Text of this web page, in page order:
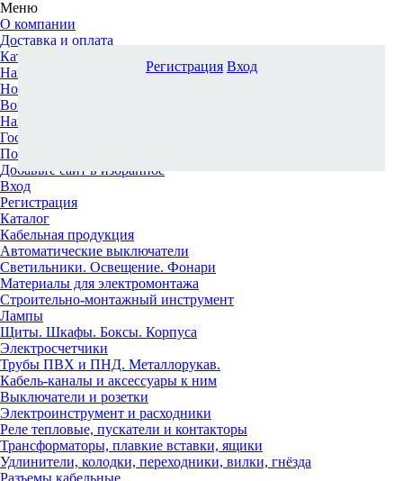
Меню
О компании
Доставка и оплата
Каталог
Наши офисы
Новости и новинки
Вопрос-ответ
Наша команда
Гос. заказчикам
Поставщикам
Добавьте сайт в избранное
Вход
Регистрация
Каталог
Кабельная продукция
Автоматические выключатели
Светильники. Освещение. Фонари
Материалы для электромонтажа
Строительно-монтажный инструмент
Лампы
Щиты. Шкафы. Боксы. Корпуса
Электросчетчики
Трубы ПВХ и ПНД. Металлорукав.
Кабель-каналы и аксессуары к ним
Выключатели и розетки
Электроинструмент и расходники
Реле тепловые, пускатели и контакторы
Трансформаторы, плавкие вставки, ящики
Удлинители, колодки, переходники, вилки, гнёзда
Разъемы кабельные
Регистрация Вход